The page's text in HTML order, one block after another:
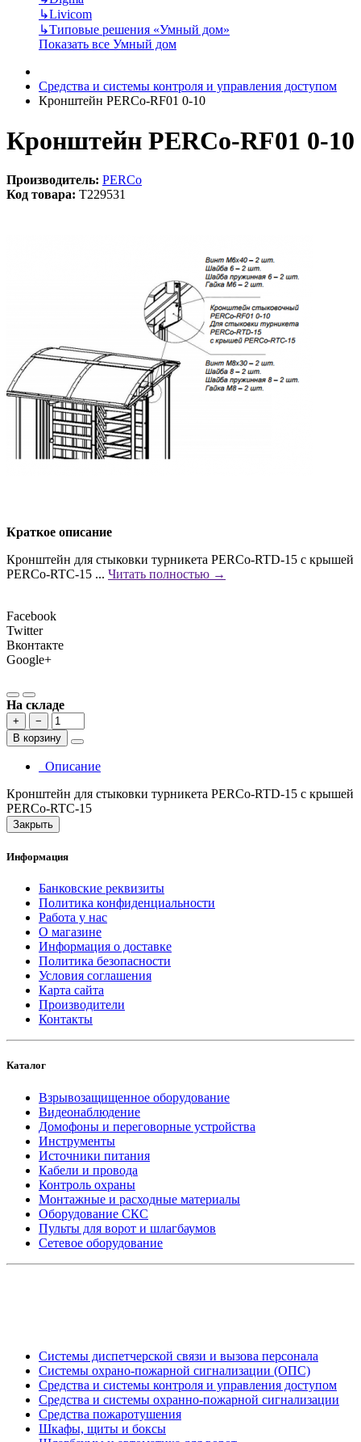
↳Livicom
↳Типовые решения «Умный дом»
Показать все Умный дом
Средства и системы контроля и управления доступом
Кронштейн PERCo-RF01 0-10
Кронштейн PERCo-RF01 0-10
Производитель: PERCo
Код товара: T229531
Краткое описание
Кронштейн для стыковки турникета PERCo-RTD-15 с крышей
PERCo-RTC-15 ... Читать полностью →
Facebook
Twitter
Вконтакте
Google+
На складе
+
−
В корзину
Описание
Кронштейн для стыковки турникета PERCo-RTD-15 с крышей
PERCo-RTC-15
Закрыть
Информация
Банковские реквизиты
Политика конфиденциальности
Работа у нас
О магазине
Информация о доставке
Политика безопасности
Условия соглашения
Карта сайта
Производители
Контакты
Каталог
Взрывозащищенное оборудование
Видеонаблюдение
Домофоны и переговорные устройства
Инструменты
Источники питания
Кабели и провода
Контроль охраны
Монтажные и расходные материалы
Оборудование СКС
Пульты для ворот и шлагбаумов
Сетевое оборудование
Системы диспетчерской связи и вызова персонала
Системы охрано-пожарной сигнализации (ОПС)
Средства и системы контроля и управления доступом
Средства и системы охранно-пожарной сигнализации
Средства пожаротушения
Шкафы, щиты и боксы